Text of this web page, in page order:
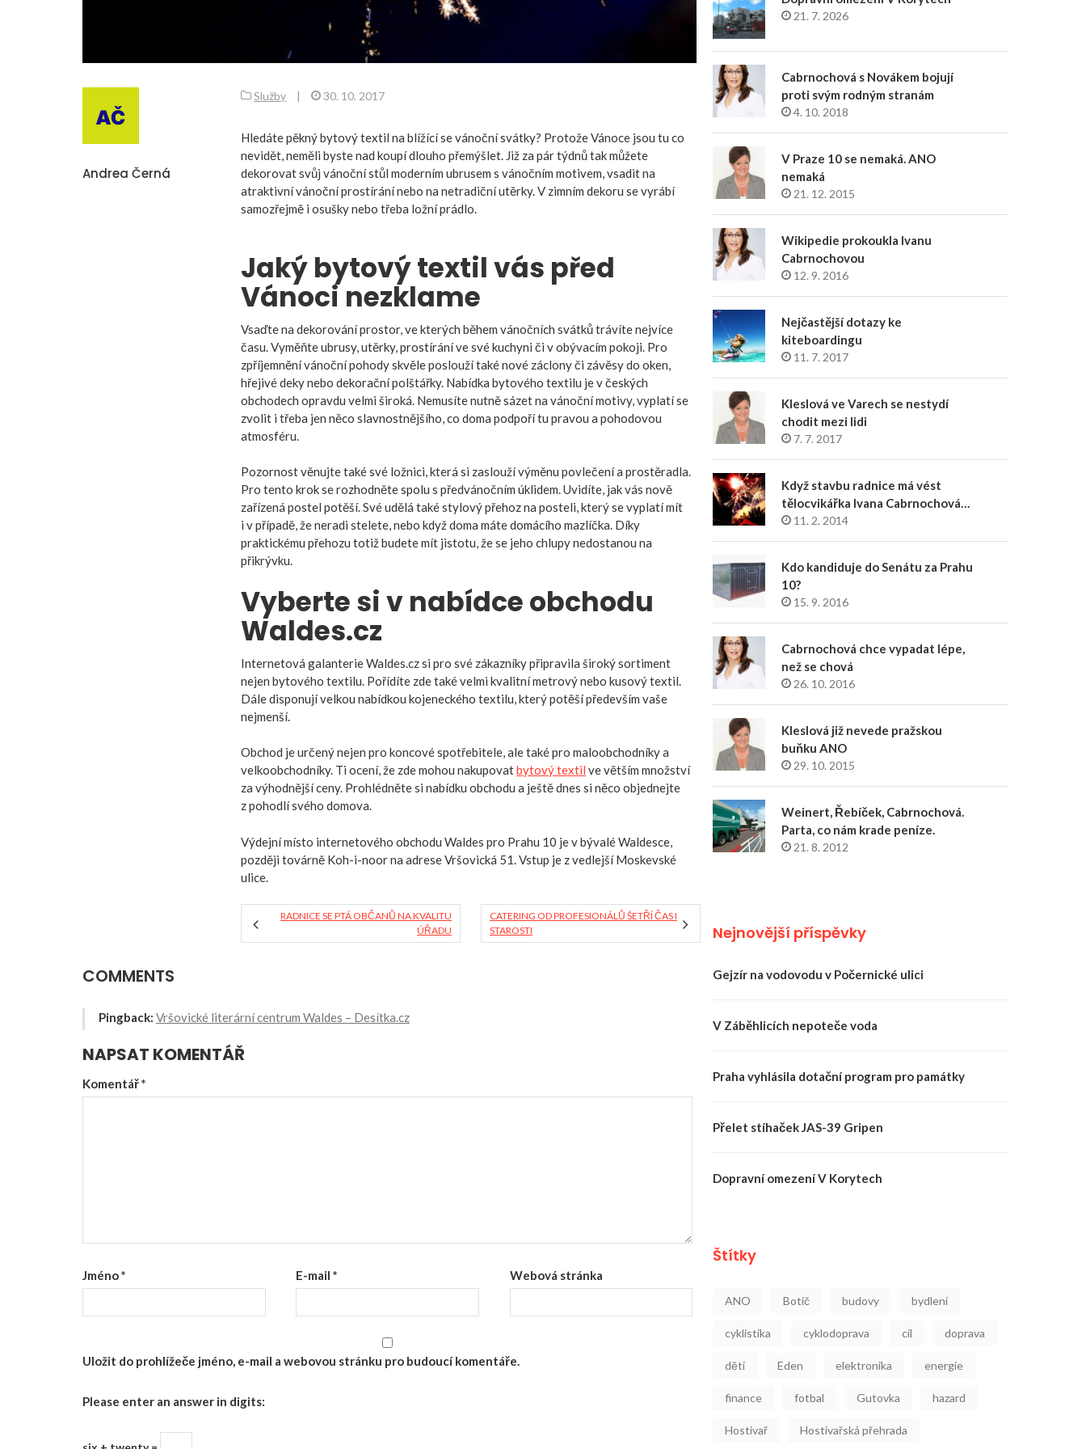
Andrea Černá
Služby | 30. 10. 2017
Hledáte pěkný bytový textil na blížící se vánoční svátky? Protože Vánoce jsou tu co
nevidět, neměli byste nad koupí dlouho přemýšlet. Již za pár týdnů tak můžete
dekorovat svůj vánoční stůl moderním ubrusem s vánočním motivem, vsadit na
atraktivní vánoční prostírání nebo na netradiční utěrky. V zimním dekoru se vyrábí
samozřejmě i osušky nebo třeba ložní prádlo.
Jaký bytový textil vás před
Vánoci nezklame
Vsaďte na dekorování prostor, ve kterých během vánočních svátků trávíte nejvíce
času. Vyměňte ubrusy, utěrky, prostírání ve své kuchyni či v obývacím pokoji. Pro
zpříjemnění vánoční pohody skvěle poslouží také nové záclony či závěsy do oken,
hřejivé deky nebo dekorační polštářky. Nabídka bytového textilu je v českých
obchodech opravdu velmi široká. Nemusíte nutně sázet na vánoční motivy, vyplatí se
zvolit i třeba jen něco slavnostnějšího, co doma podpoří tu pravou a pohodovou
atmosféru.
Pozornost věnujte také své ložnici, která si zaslouží výměnu povlečení a prostěradla.
Pro tento krok se rozhodněte spolu s předvánočním úklidem. Uvidíte, jak vás nově
zařízená postel potěší. Své udělá také stylový přehoz na posteli, který se vyplatí mít
i v případě, že neradi stelete, nebo když doma máte domácího mazlíčka. Díky
praktickému přehozu totiž budete mít jistotu, že se jeho chlupy nedostanou na
přikrývku.
Vyberte si v nabídce obchodu
Waldes.cz
Internetová galanterie Waldes.cz si pro své zákazníky připravila široký sortiment
nejen bytového textilu. Pořídíte zde také velmi kvalitní metrový nebo kusový textil.
Dále disponují velkou nabídkou kojeneckého textilu, který potěší především vaše
nejmenší.
Obchod je určený nejen pro koncové spotřebitele, ale také pro maloobchodníky a
velkoobchodníky. Ti ocení, že zde mohou nakupovatbytový textil ve větším množství
za výhodnější ceny. Prohlédněte si nabídku obchodu a ještě dnes si něco objednejte
z pohodlí svého domova.
Výdejní místo internetového obchodu Waldes pro Prahu 10 je v bývalé Waldesce,
později továrně Koh-i-noor na adrese Vršovická 51. Vstup je z vedlejší Moskevské
ulice.
RADNICE SE PTÁ OBČANŮ NA KVALITU
ÚŘADU
CATERING OD PROFESIONÁLŮ ŠETŘÍ ČAS I
STAROSTI
COMMENTS
Pingback: Vršovické literární centrum Waldes – Desítka.cz
NAPSAT KOMENTÁŘ
Komentář*
Jméno* E-mail* Webová stránka
Uložit do prohlížeče jméno, e-mail a webovou stránku pro budoucí komentáře.
Please enter an answer in digits:
21. 7. 2026
Cabrnochová s Novákem bojují
proti svým rodným stranám
4. 10. 2018
V Praze 10 se nemaká. ANO
nemaká
21. 12. 2015
Wikipedie prokoukla Ivanu
Cabrnochovou
12. 9. 2016
Nejčastější dotazy ke
kiteboardingu
11. 7. 2017
Kleslová ve Varech se nestydí
chodit mezi lidi
7. 7. 2017
Když stavbu radnice má vést
tělocvikářka Ivana Cabrnochová…
11. 2. 2014
Kdo kandiduje do Senátu za Prahu
10?
15. 9. 2016
Cabrnochová chce vypadat lépe,
než se chová
26. 10. 2016
Kleslová již nevede pražskou
buňku ANO
29. 10. 2015
Weinert, Řebíček, Cabrnochová.
Parta, co nám krade peníze.
21. 8. 2012
Nejnovější příspěvky
Gejzír na vodovodu v Počernické ulici
V Záběhlicích nepoteče voda
Praha vyhlásila dotační program pro památky
Přelet stíhaček JAS-39 Gripen
Dopravní omezení V Korytech
Štítky
ANO Botič budovy bydlení
cyklistika cyklodoprava cíl doprava
děti Eden elektronika energie
finance fotbal Gutovka hazard
Hostivař Hostivařská přehrada